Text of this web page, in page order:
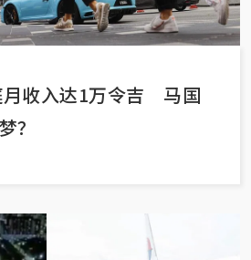
月收入达1万令吉 马国
？